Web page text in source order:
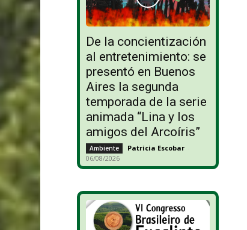
De la concientización
al entretenimiento: se
presentó en Buenos
Aires la segunda
temporada de la serie
animada “Lina y los
amigos del Arcoíris”
Ambiente Patricia Escobar -
06/08/2026